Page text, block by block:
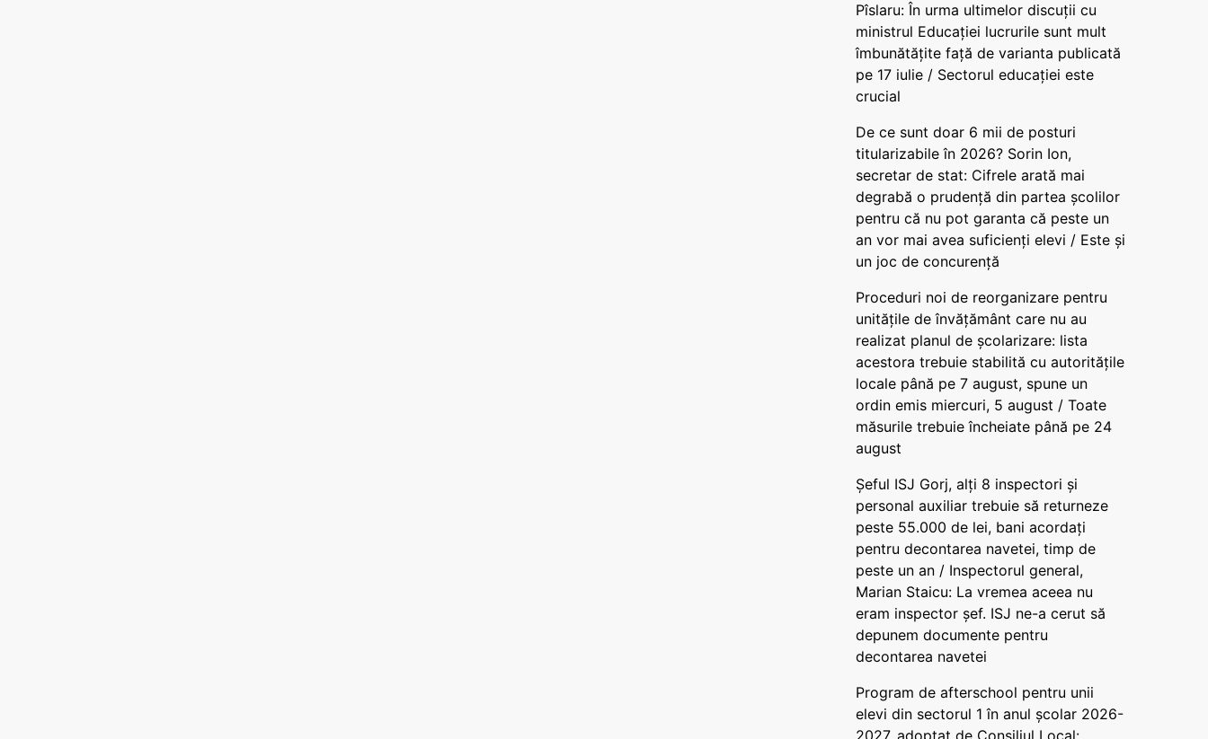
Pîslaru: În urma ultimelor discuții cu
ministrul Educației lucrurile sunt mult
îmbunătățite față de varianta publicată
pe 17 iulie / Sectorul educației este
crucial
De ce sunt doar 6 mii de posturi
titularizabile în 2026? Sorin Ion,
secretar de stat: Cifrele arată mai
degrabă o prudență din partea școlilor
pentru că nu pot garanta că peste un
an vor mai avea suficienți elevi / Este și
un joc de concurență
Proceduri noi de reorganizare pentru
unitățile de învățământ care nu au
realizat planul de școlarizare: lista
acestora trebuie stabilită cu autoritățile
locale până pe 7 august, spune un
ordin emis miercuri, 5 august / Toate
măsurile trebuie încheiate până pe 24
august
Șeful ISJ Gorj, alți 8 inspectori și
personal auxiliar trebuie să returneze
peste 55.000 de lei, bani acordați
pentru decontarea navetei, timp de
peste un an / Inspectorul general,
Marian Staicu: La vremea aceea nu
eram inspector șef. ISJ ne-a cerut să
depunem documente pentru
decontarea navetei
Program de afterschool pentru unii
elevi din sectorul 1 în anul școlar 2026-
2027, adoptat de Consiliul Local: